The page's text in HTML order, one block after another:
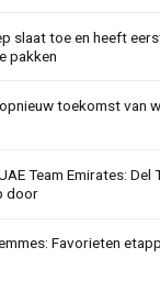
slaat toe en heeft
pakken
toekomst van
Team Emirates: Del
door
Favorieten